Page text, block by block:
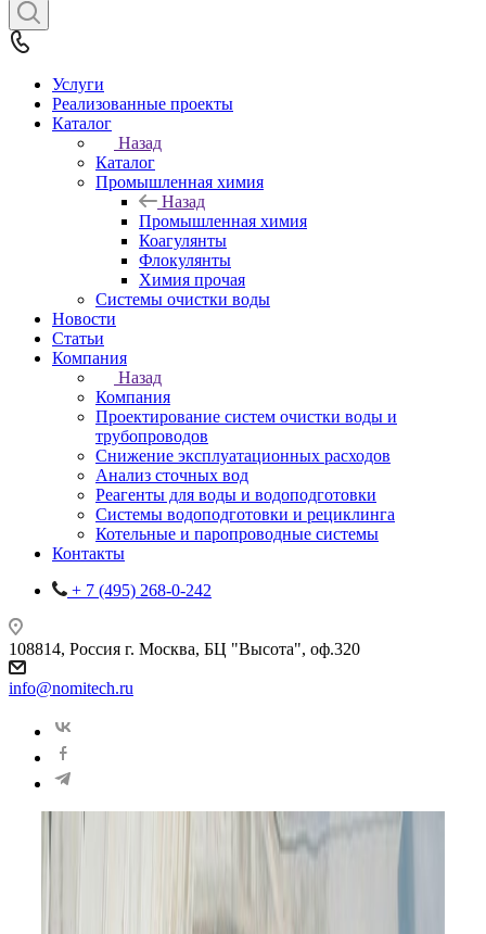
Услуги
Реализованные проекты
Каталог
Назад
Каталог
Промышленная химия
Назад
Промышленная химия
Коагулянты
Флокулянты
Химия прочая
Системы очистки воды
Новости
Статьи
Компания
Назад
Компания
Проектирование систем очистки воды и
трубопроводов
Снижение эксплуатационных расходов
Анализ сточных вод
Реагенты для воды и водоподготовки
Системы водоподготовки и рециклинга
Котельные и паропроводные системы
Контакты
+ 7 (495) 268-0-242
108814, Россия г. Москва, БЦ "Высота", оф.320
info@nomitech.ru